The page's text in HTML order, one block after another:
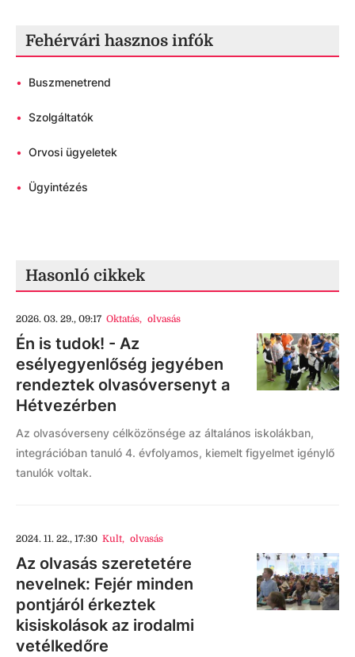
Fehérvári hasznos infók
• Buszmenetrend
• Szolgáltatók
• Orvosi ügyeletek
• Ügyintézés
Hasonló cikkek
2026. 03. 29., 09:17 Oktatás, olvasás
Én is tudok! - Az
esélyegyenlőség jegyében
rendeztek olvasóversenyt a
Hétvezérben
Az olvasóverseny célközönsége az általános iskolákban,
integrációban tanuló 4. évfolyamos, kiemelt figyelmet igénylő
tanulók voltak.
2024. 11. 22., 17:30 Kult, olvasás
Az olvasás szeretetére
nevelnek: Fejér minden
pontjáról érkeztek
kisiskolások az irodalmi
vetélkedőre